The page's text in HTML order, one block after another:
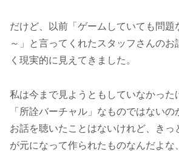
だけど、以前「ゲームしていても問題
～」と言ってくれたスタッフさんの
く現実的に見えてきました。
私は今まで見ようともしていなかった
「所詮バーチャル」なものではない
お話を聴いたことはないけれど、きっ
が元になって作られたものなんだよな